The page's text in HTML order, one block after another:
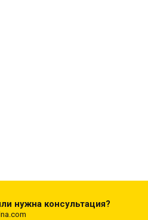
нужна консультация?